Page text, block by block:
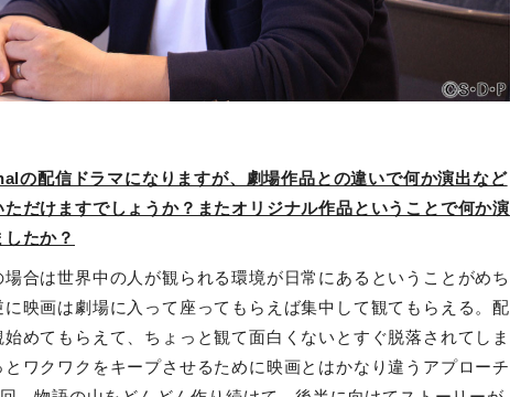
の配信ドラマになりますが、劇場作品との違いで何か演出など
だけますでしょうか？またオリジナル作品ということで何か演
たか？
合は世界中の人が観られる環境が日常にあるということがめち
映画は劇場に入って座ってもらえば集中して観てもらえる。配
めてもらえて、ちょっと観て面白くないとすぐ脱落されてしま
ワクワクをキープさせるために映画とはかなり違うアプローチ